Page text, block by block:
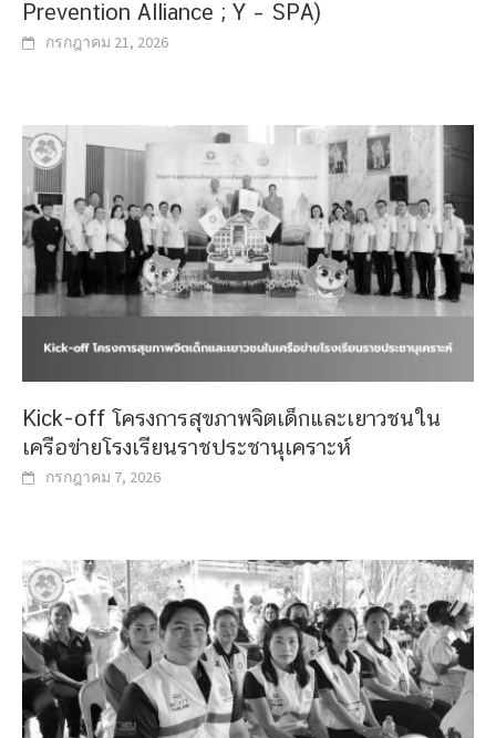
Prevention Alliance ; Y – SPA)
กรกฎาคม 21, 2026
Kick-off โครงการสุขภาพจิตเด็กและเยาวชนใน
เครือข่ายโรงเรียนราชประชานุเคราะห์
กรกฎาคม 7, 2026